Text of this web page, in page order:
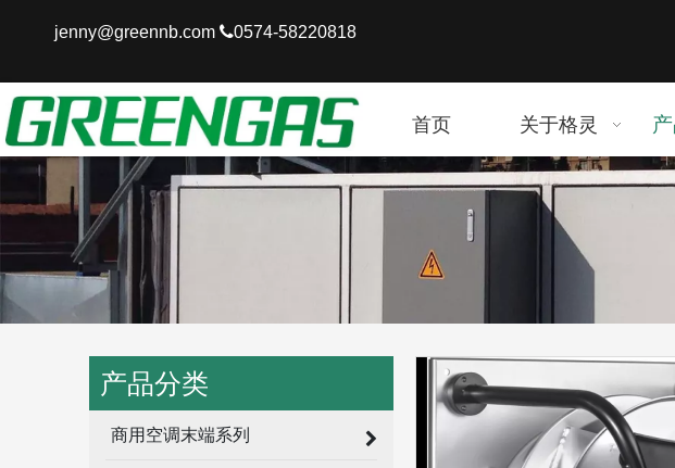
jenny@greennb.com 0574-58220818
首页 关于格灵
产品分类
商用空调末端系列